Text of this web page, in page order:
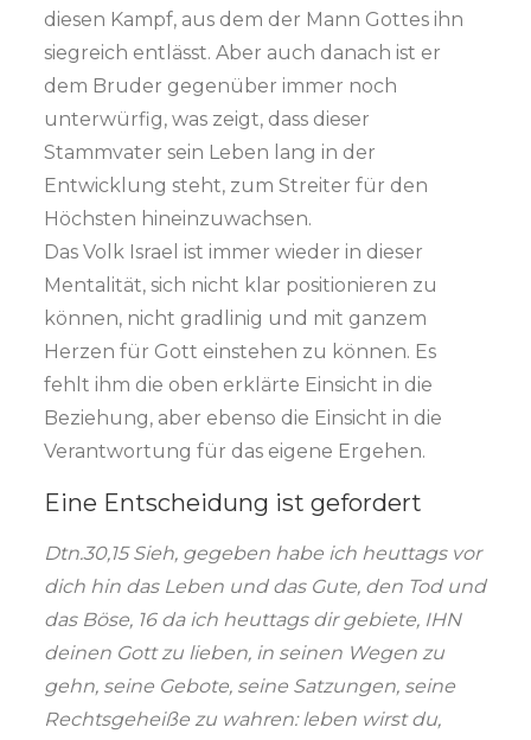
diesen Kampf, aus dem der Mann Gottes ihn
siegreich entlässt. Aber auch danach ist er
dem Bruder gegenüber immer noch
unterwürfig, was zeigt, dass dieser
Stammvater sein Leben lang in der
Entwicklung steht, zum Streiter für den
Höchsten hineinzuwachsen.
Das Volk Israel ist immer wieder in dieser
Mentalität, sich nicht klar positionieren zu
können, nicht gradlinig und mit ganzem
Herzen für Gott einstehen zu können. Es
fehlt ihm die oben erklärte Einsicht in die
Beziehung, aber ebenso die Einsicht in die
Verantwortung für das eigene Ergehen.
Eine Entscheidung ist gefordert
Dtn.30,15 Sieh, gegeben habe ich heuttags vor
dich hin das Leben und das Gute, den Tod und
das Böse, 16 da ich heuttags dir gebiete, IHN
deinen Gott zu lieben, in seinen Wegen zu
gehn, seine Gebote, seine Satzungen, seine
Rechtsgeheiße zu wahren: leben wirst du,